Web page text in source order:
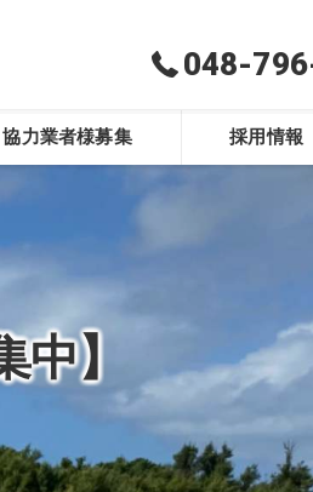
048-
協力業者様募集 採用情報
中】